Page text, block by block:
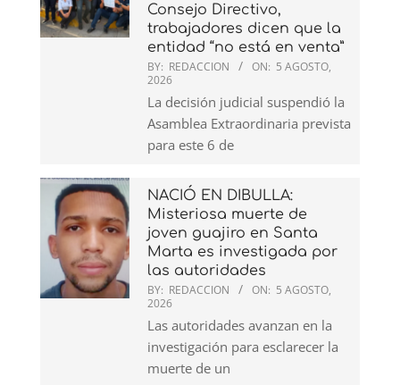
Consejo Directivo,
trabajadores dicen que la
entidad “no está en venta”
BY: REDACCION ON: 5 AGOSTO,
2026
La decisión judicial suspendió la
Asamblea Extraordinaria prevista
para este 6 de
NACIÓ EN DIBULLA:
Misteriosa muerte de
joven guajiro en Santa
Marta es investigada por
las autoridades
BY: REDACCION ON: 5 AGOSTO,
2026
Las autoridades avanzan en la
investigación para esclarecer la
muerte de un